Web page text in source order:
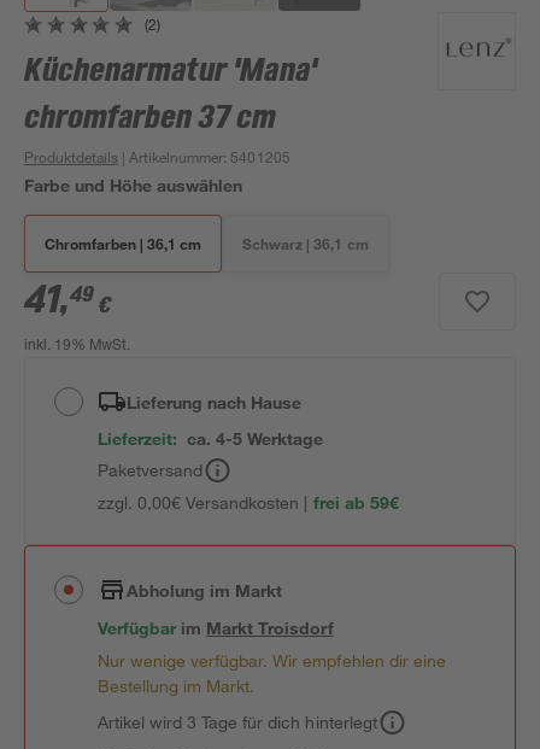
(2)
Küchenarmatur 'Mana'
chromfarben 37 cm
Produktdetails | Artikelnummer: 5401205
Farbe und Höhe auswählen
Chromfarben | 36,1 cm Schwarz | 36,1 cm
41,49 €
inkl. 19% MwSt.
Lieferung nach Hause
Lieferzeit: ca. 4-5 Werktage
Paketversand
zzgl. 0,00€ Versandkosten | frei ab 59€
Abholung im Markt
Verfügbar im MarktTroisdorf
Nur wenige verfügbar. Wir empfehlen dir eine
Bestellung im Markt.
Artikel wird 3 Tage für dich hinterlegt